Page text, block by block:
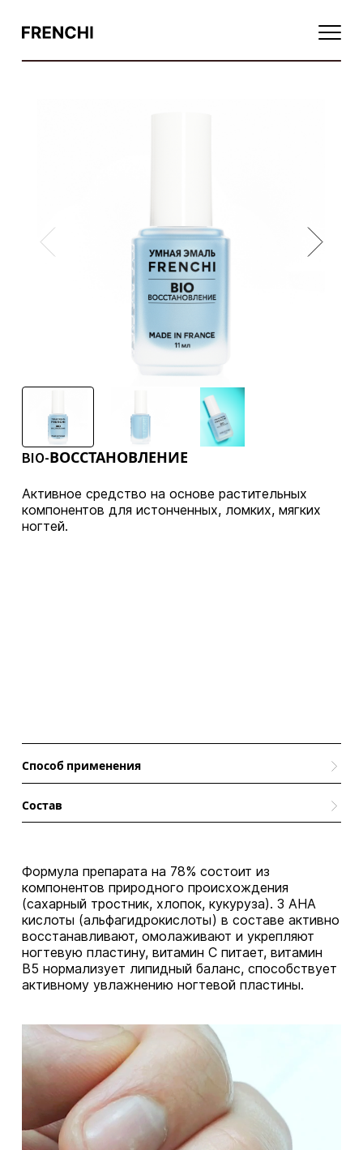
Умное масло
Функциональные средства
Мультисредства
Базовые покрытия
Жидкости для снятия лака
BIO-ВОССТАНОВЛЕНИЕ
Активное средство на основе растительных
компонентов для истонченных, ломких, мягких
ногтей.
Способ применения
пластину.
Повторять 1-2 раза в неделю.
Состав
TRIS-HEA IPDI изоцианурат тример, Н-бутанол, этокрилен, вода,
кислота, триметилпентандиил дибензоат, пантенол, аскорбил фосфат магния,
CI 60725, токоферол.
Формула препарата на 78% состоит из
компонентов природного происхождения
(сахарный тростник, хлопок, кукуруза). 3 АНА
кислоты (альфагидрокислоты) в составе активно
восстанавливают, омолаживают и укрепляют
ногтевую пластину, витамин С питает, витамин
B5 нормализует липидный баланс, способствует
активному увлажнению ногтевой пластины.